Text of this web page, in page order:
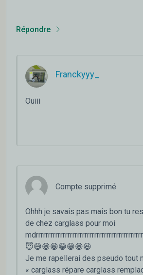
Répondre
Franckyyy_
Ouiii
Compte supprimé
Ohhh je savais pas mais bon tu
de chez carglass pour moi
😇😅😁😁😁😁😁😆
Je me rapellerai des pseudo tout
« carglass répare carglass